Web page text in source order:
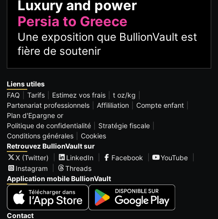
Luxury and power
Persia to Greece
Une exposition que BullionVault est
fière de soutenir
Liens utiles
FAQ
Tarifs Estimez vos frais
t oz/kg
Partenariat professionnels
Affililiation
Compte enfant
Plan d'Epargne or
Politique de confidentialité
Stratégie fiscale
Conditions générales
Cookies
Retrouvez BullionVault sur
X (Twitter)
LinkedIn Facebook
YouTube
Instagram
Threads
Application mobile BullionVault
Contact